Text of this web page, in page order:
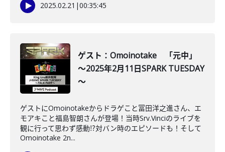
2025.02.21 |00:35:45
ゲスト：Omoinotake 「元中」
～2025年2月11日SPARK TUESDAY
～
ゲストにOmoinotakeからドラゲこと冨田洋之進さん、エ
モアキこと福島智朗さんが登場！当時Srv.Vinciのライブを
観に行って思わず感動⁉対バン時のエピソードも！そして
Omoinotake 2n...